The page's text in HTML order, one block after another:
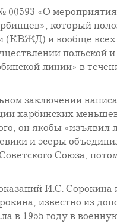
«О
который
и вообще
польской
линии» в
заключении
харбинских
он якобы
и эсеры
Союза,
И.С.
известно из
в 1955 году в